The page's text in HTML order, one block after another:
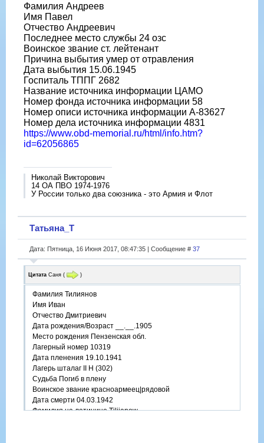
Фамилия Андреев
Имя Павел
Отчество Андреевич
Последнее место службы 24 озс
Воинское звание ст. лейтенант
Причина выбытия умер от отравления
Дата выбытия 15.06.1945
Госпиталь ТППГ 2682
Название источника информации ЦАМО
Номер фонда источника информации 58
Номер описи источника информации А-83627
Номер дела источника информации 4831
https://www.obd-memorial.ru/html/info.htm?
id=62056865
Николай Викторович
14 ОА ПВО 1974-1976
У России только два союзника - это Армия и Флот
Татьяна_Т
Дата: Пятница, 16 Июня 2017, 08:47:35 | Сообщение # 37
Цитата Саня ( )
Фамилия Тилиянов
Имя Иван
Отчество Дмитриевич
Дата рождения/Возраст __.__.1905
Место рождения Пензенская обл.
Лагерный номер 10319
Дата пленения 19.10.1941
Лагерь шталаг II H (302)
Судьба Погиб в плену
Воинское звание красноармеец|рядовой
Дата смерти 04.03.1942
Фамилия на латинице Tilijanow